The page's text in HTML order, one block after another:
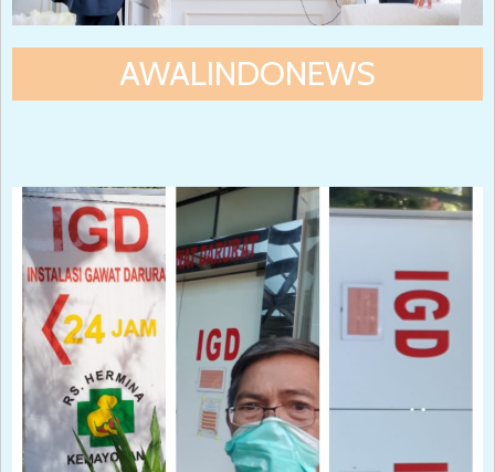
AWALINDONEWS